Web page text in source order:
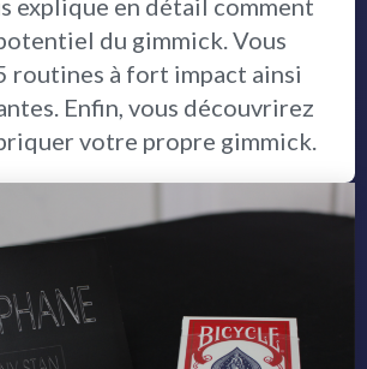
explique en détail comment
du gimmick. Vous
routines à fort impact ainsi
Enfin, vous découvrirez
votre propre gimmick.